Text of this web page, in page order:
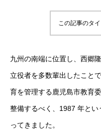
この記事のタ
九州の南端に位置し、西郷
立役者を多数輩出したこと
育を管理する鹿児島市教育
整備するべく、1987 年と
ってきました。